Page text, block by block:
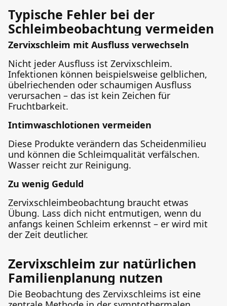
Typische Fehler bei der
Schleimbeobachtung vermeiden
Zervixschleim mit Ausfluss verwechseln
Nicht jeder Ausfluss ist Zervixschleim.
Infektionen können beispielsweise gelblichen,
übelriechenden oder schaumigen Ausfluss
verursachen – das ist kein Zeichen für
Fruchtbarkeit.
Intimwaschlotionen vermeiden
Diese Produkte verändern das Scheidenmilieu
und können die Schleimqualität verfälschen.
Wasser reicht zur Reinigung.
Zu wenig Geduld
Zervixschleimbeobachtung braucht etwas
Übung. Lass dich nicht entmutigen, wenn du
anfangs keinen Schleim erkennst – er wird mit
der Zeit deutlicher.
Zervixschleim zur natürlichen
Familienplanung nutzen
Die Beobachtung des Zervixschleims ist eine